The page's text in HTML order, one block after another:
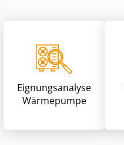
Eignungsanalyse
Wärmepumpe